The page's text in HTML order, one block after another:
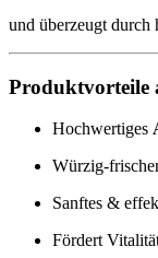
und überzeugt
Produktvorteile
Hochwertiges
Würzig-
Sanftes &
Fördert